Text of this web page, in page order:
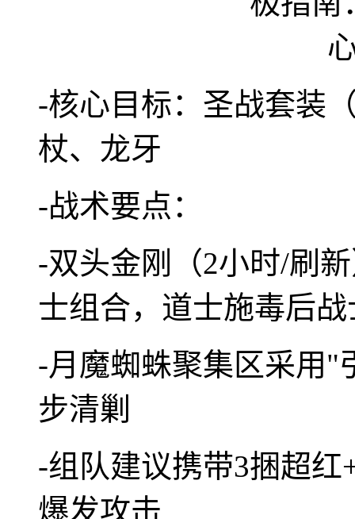
-核心目标：圣战套装
杖、龙牙
-战术要点：
-双头金刚（2小时/刷
士组合，道士施毒后
-月魔蜘蛛聚集区采用"
步清剿
-组队建议携带3捆超
爆发攻击